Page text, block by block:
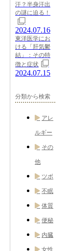
汗？半身汗出
の謎に迫る！
2024.07.16
東洋医学にお
ける「肝気鬱
結」：その特
徴と症状
2024.07.15
分類から検索
アレ
ルギー
その
他
ツボ
不眠
体質
便秘
内臓
女性